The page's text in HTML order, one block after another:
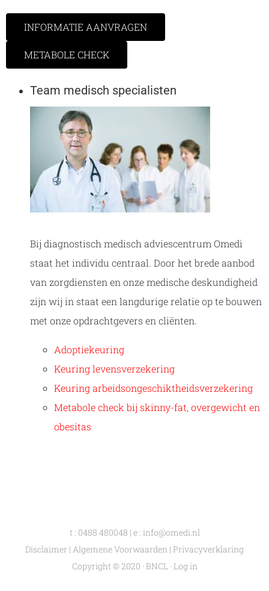
INFORMATIE AANVRAGEN
METABOLE CHECK
Team medisch specialisten
Bij diagnostisch medisch adviescentrum Omedi
staat het individu centraal. Door het brede aanbod
van zorgdiensten en onze medische deskundigheid
zijn wij in staat een langdurige relatie op te bouwen
met onze opdrachtgevers en cliënten.
Adoptiekeuring
Keuring levensverzekering
Keuring arbeidsongeschiktheidsverzekering
Metabole check bij skinny-fat, overgewicht en
obesitas
t : 0488 480048 | e : info@omedi.nl
Disclaimer | Algemene Voorwaarden | Privacyverklaring
Copyright © 2020 · BNCL · Log in